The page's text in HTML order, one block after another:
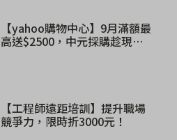
【yahoo購物中心】9月滿額最
高送$2500，中元採購趁現
【工程師遠距培訓】提升職場
競爭力，限時折3000元！